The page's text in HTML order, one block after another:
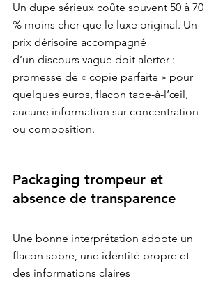
Un dupe sérieux coûte souvent 50 à 70
% moins cher que le luxe original. Un
prix dérisoire accompagné
d’un discours vague doit alerter :
promesse de « copie parfaite » pour
quelques euros, flacon tape-à-l’œil,
aucune information sur concentration
Packaging trompeur et
absence de transparence
Une bonne interprétation adopte un
flacon sobre, une identité propre et
des informations claires